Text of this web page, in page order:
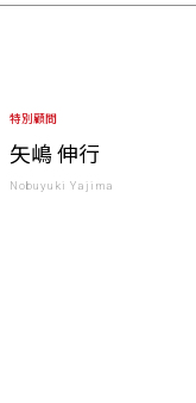
特別顧問
矢嶋 伸行
Nobuyuki Yajima